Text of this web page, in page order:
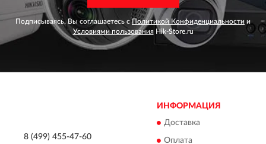
Подписываясь, Вы соглашаетесь сПолитикой Конфиденциальности и
Условиями пользованияHik-Store.ru
8 (499) 455-47-60
ИНФОРМАЦИЯ
Доставка
Оплата